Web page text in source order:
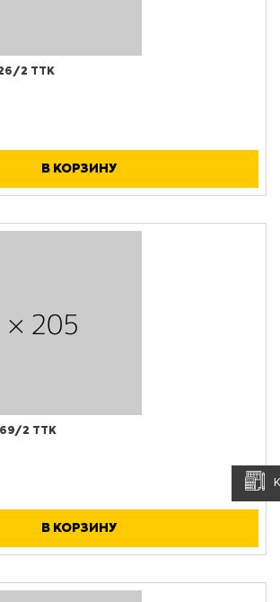
2 ТТК
В КОРЗИНУ
2 ТТК
В КОРЗИНУ